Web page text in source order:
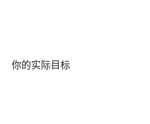
你的实际目标